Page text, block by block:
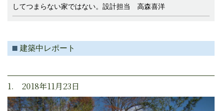
してつまらない家ではない。設計担当 高森喜洋
建築中レポート
1. 2018年11月23日